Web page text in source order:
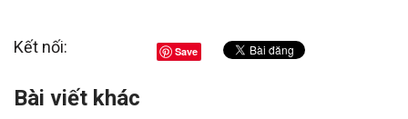
Kết nối: Save
Bài viết khác